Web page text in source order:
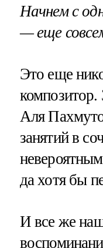
Начнем с
— еще
Это еще
Аля
занятий в
да хотя бы
И все же